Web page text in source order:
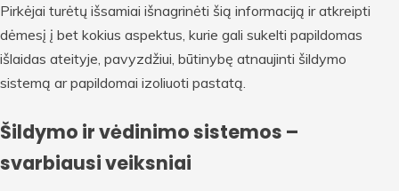
Pirkėjai turėtų išsamiai išnagrinėti šią informaciją ir atkreipti
dėmesį į bet kokius aspektus, kurie gali sukelti papildomas
išlaidas ateityje, pavyzdžiui, būtinybę atnaujinti šildymo
sistemą ar papildomai izoliuoti pastatą.
Šildymo ir vėdinimo sistemos –
svarbiausi veiksniai